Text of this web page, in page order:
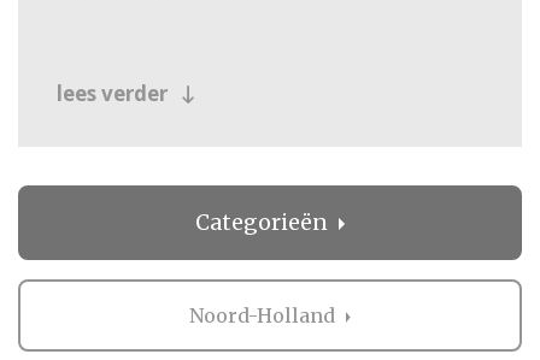
lees verder
Categorieën
Noord-Holland